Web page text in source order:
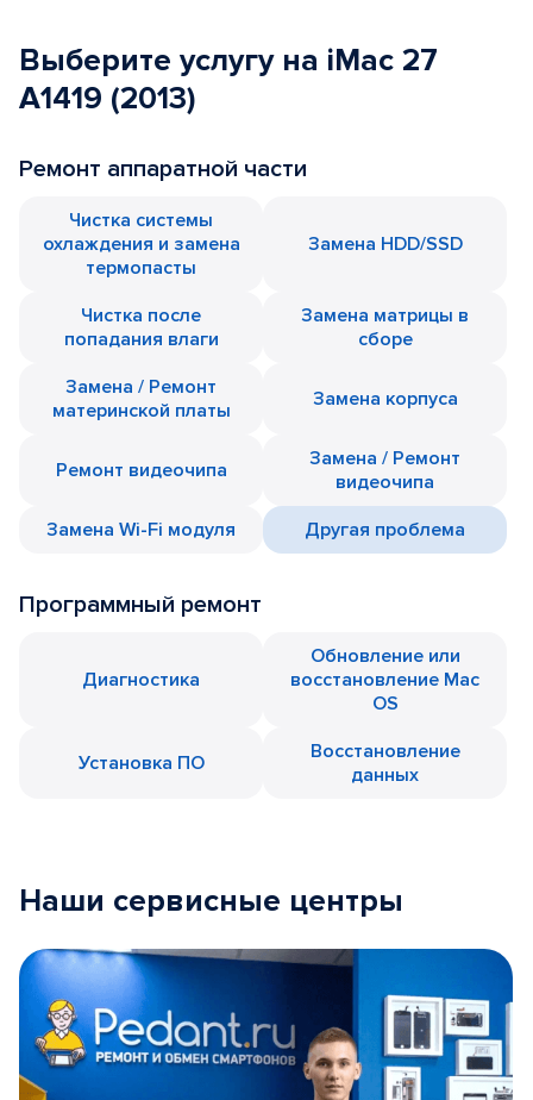
Выберите услугу на iMac 27
A1419 (2013)
Ремонт аппаратной части
Чистка системы
охлаждения и замена
термопасты
Замена HDD/SSD
Чистка после
попадания влаги
Замена матрицы в
сборе
Замена / Ремонт
материнской платы
Замена корпуса
Ремонт видеочипа
Замена / Ремонт
видеочипа
Замена Wi-Fi модуля
Другая проблема
Программный ремонт
Диагностика
Обновление или
восстановление Mac
OS
Установка ПО
Восстановление
данных
Наши сервисные центры